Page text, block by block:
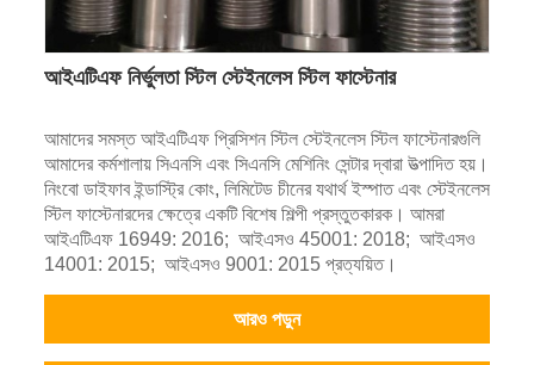
আইএটিএফ নির্ভুলতা স্টিল স্টেইনলেস স্টিল ফাস্টেনার
আমাদের সমস্ত আইএটিএফ প্রিসিশন স্টিল স্টেইনলেস স্টিল ফাস্টেনারগুলি
আমাদের কর্মশালায় সিএনসি এবং সিএনসি মেশিনিং সেন্টার দ্বারা উত্পাদিত হয়।
নিংবো ডাইফাব ইন্ডাস্ট্রি কোং, লিমিটেড চীনের যথার্থ ইস্পাত এবং স্টেইনলেস
স্টিল ফাস্টেনারদের ক্ষেত্রে একটি বিশেষ শিল্পী প্রস্তুতকারক। আমরা
আইএটিএফ 16949: 2016; আইএসও 45001: 2018; আইএসও
14001: 2015; আইএসও 9001: 2015 প্রত্যয়িত।
আরও পড়ুন